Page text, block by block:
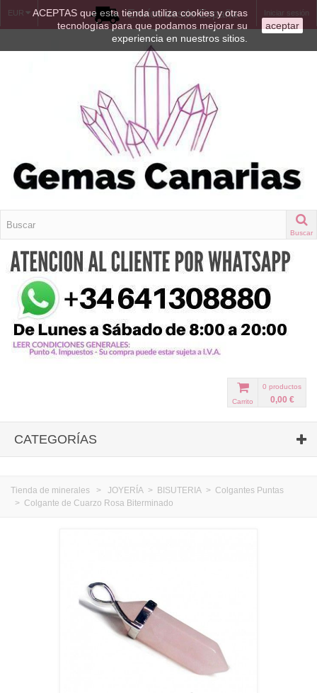
ACEPTAS que esta tienda utiliza cookies y otras
tecnologías para que podamos mejorar su
experiencia en nuestros sitios.
aceptar
EUR Iniciar sesión
Envíos desde España
Buscar
0 productos
0,00 €
Carrito
CATEGORÍAS
Tienda de minerales > JOYERÍA > BISUTERIA > Colgantes Puntas
> Colgante de Cuarzo Rosa Biterminado